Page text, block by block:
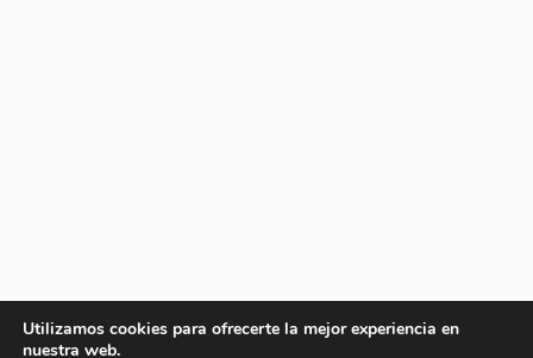
Utilizamos cookies para ofrecerte la mejor experiencia en
nuestra web.